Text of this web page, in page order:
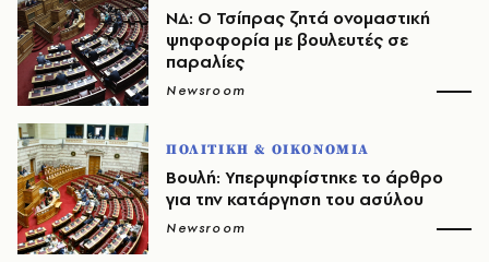
ΝΔ: Ο Τσίπρας ζητά ονομαστική
ψηφοφορία με βουλευτές σε
παραλίες
Newsroom
ΠΟΛΙΤΙΚΗ & ΟΙΚΟΝΟΜΙΑ
Βουλή: Υπερψηφίστηκε το άρθρο
για την κατάργηση του ασύλου
Newsroom